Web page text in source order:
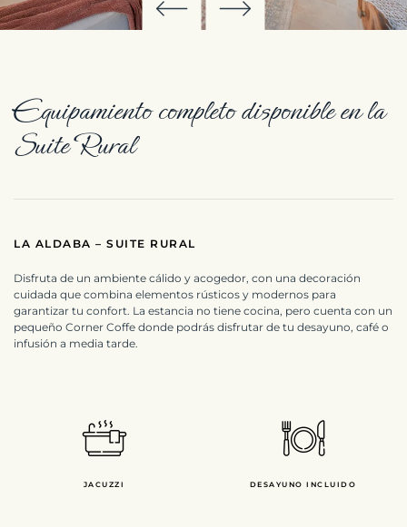
Equipamiento completo disponible en la
Suite Rural
LA ALDABA – SUITE RURAL
Disfruta de un ambiente cálido y acogedor, con una decoración
cuidada que combina elementos rústicos y modernos para
garantizar tu confort. La estancia no tiene cocina, pero cuenta con un
pequeño Corner Coffe donde podrás disfrutar de tu desayuno, café o
infusión a media tarde.
JACUZZI DESAYUNO INCLUIDO